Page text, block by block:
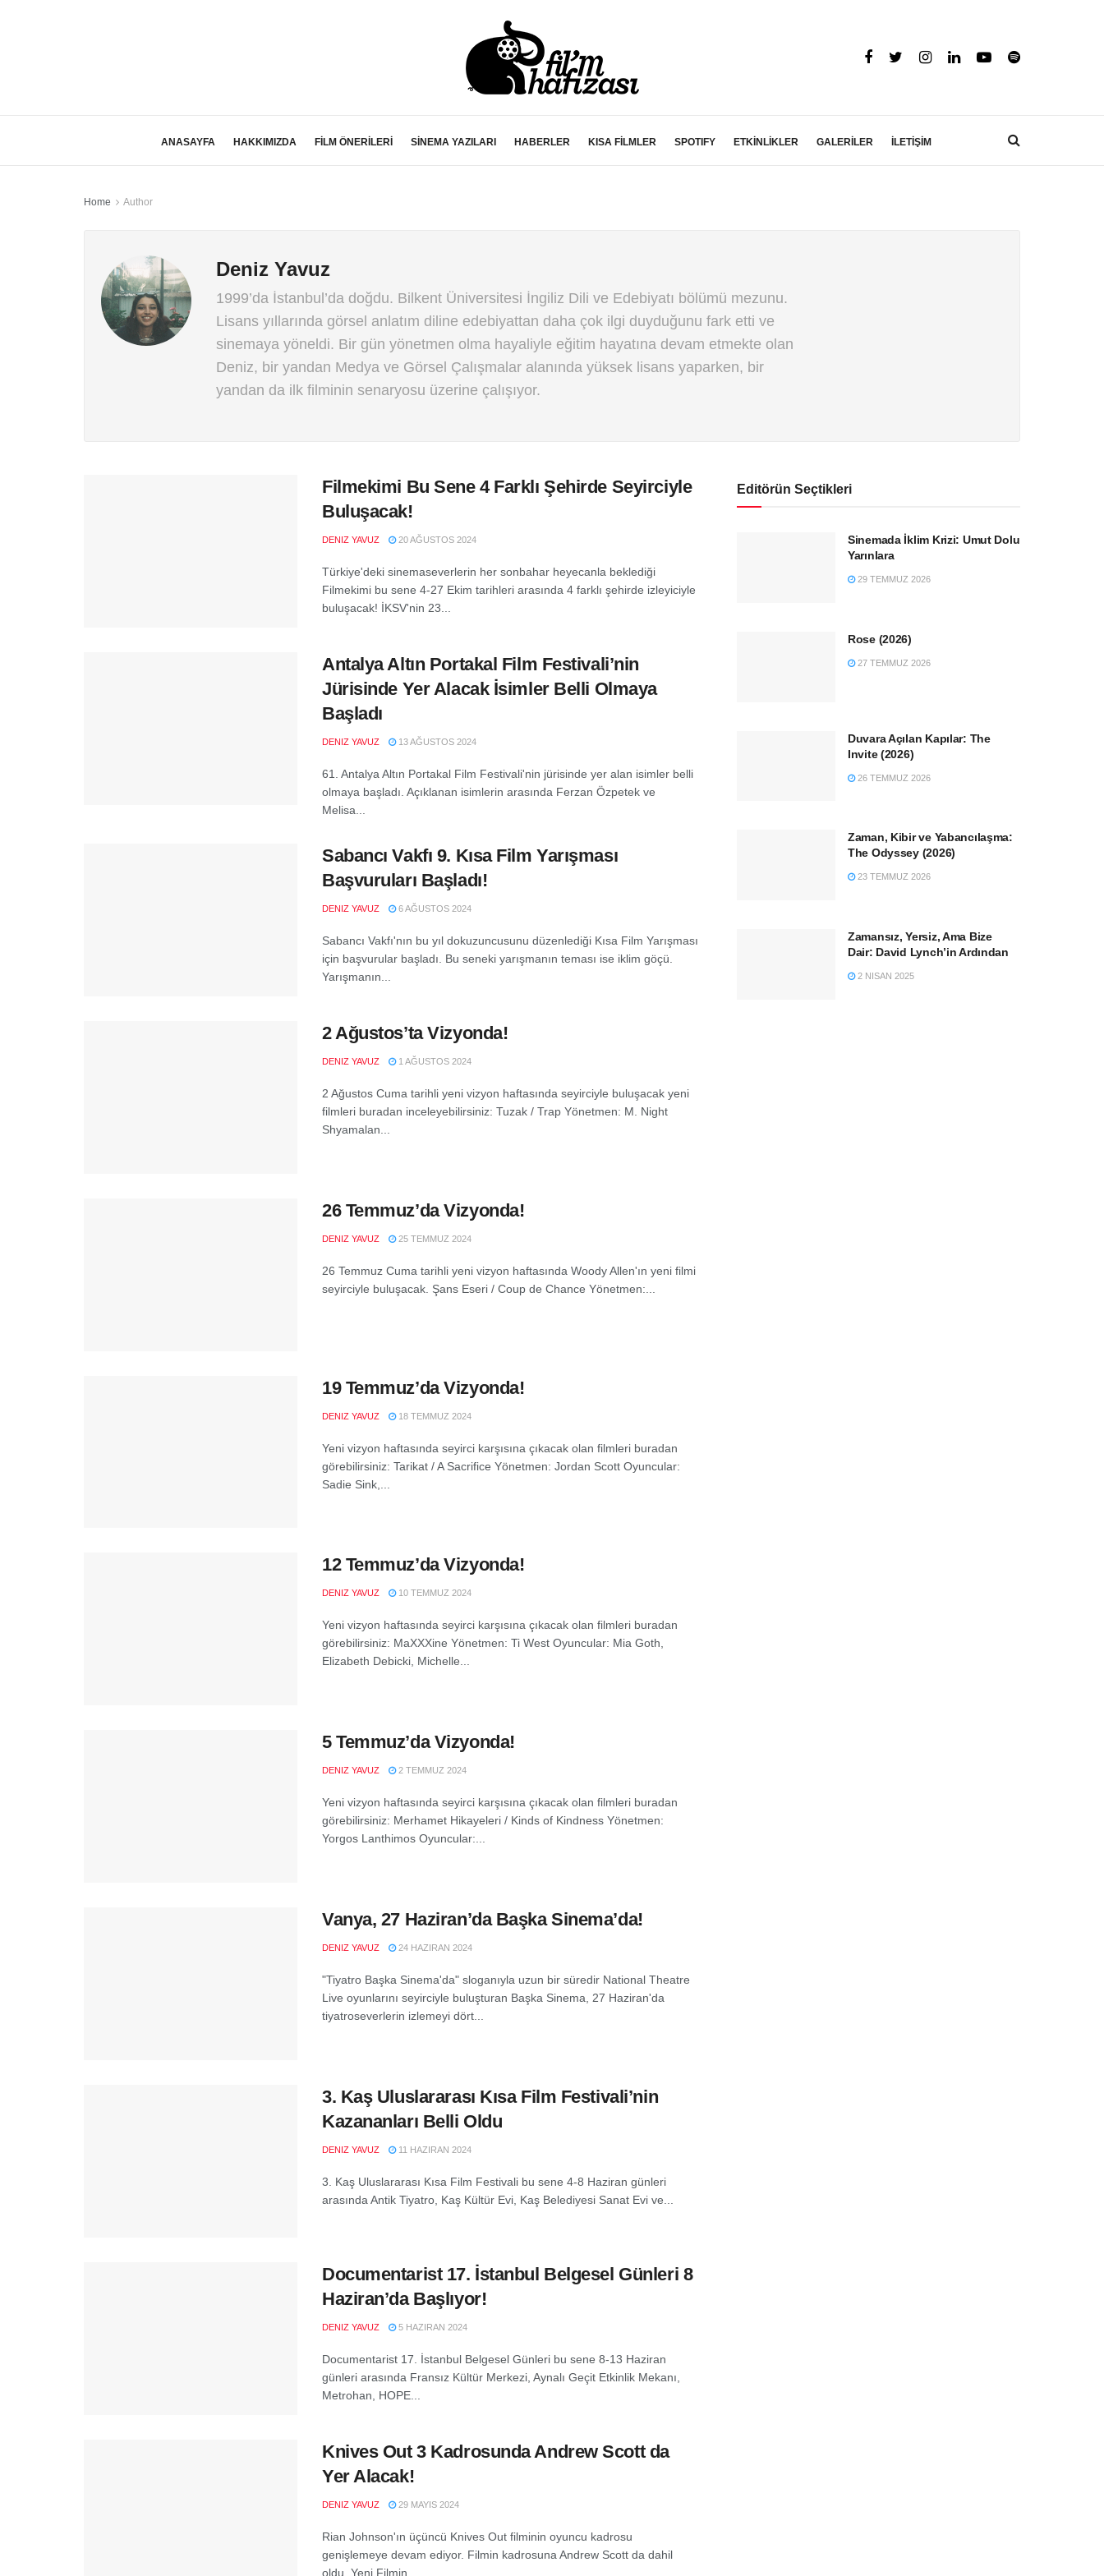
ANASAYFA HAKKIMIZDA FİLM ÖNERİLERİ SİNEMA YAZILARI HABERLER KISA FİLMLER SPOTIFY ETKİNLİKLER GALERİLER İLETİŞİM
Home Author
Deniz Yavuz
1999’da İstanbul’da doğdu. Bilkent Üniversitesi İngiliz Dili ve Edebiyatı bölümü mezunu.
Lisans yıllarında görsel anlatım diline edebiyattan daha çok ilgi duyduğunu fark etti ve
sinemaya yöneldi. Bir gün yönetmen olma hayaliyle eğitim hayatına devam etmekte olan
Deniz, bir yandan Medya ve Görsel Çalışmalar alanında yüksek lisans yaparken, bir
yandan da ilk filminin senaryosu üzerine çalışıyor.
Filmekimi Bu Sene 4 Farklı Şehirde Seyirciyle
Buluşacak!
DENIZ YAVUZ 20 AĞUSTOS 2024
Türkiye'deki sinemaseverlerin her sonbahar heyecanla beklediği
Filmekimi bu sene 4-27 Ekim tarihleri arasında 4 farklı şehirde izleyiciyle
buluşacak! İKSV'nin 23...
Antalya Altın Portakal Film Festivali’nin
Jürisinde Yer Alacak İsimler Belli Olmaya
Başladı
DENIZ YAVUZ 13 AĞUSTOS 2024
61. Antalya Altın Portakal Film Festivali'nin jürisinde yer alan isimler belli
olmaya başladı. Açıklanan isimlerin arasında Ferzan Özpetek ve
Melisa...
Sabancı Vakfı 9. Kısa Film Yarışması
Başvuruları Başladı!
DENIZ YAVUZ 6 AĞUSTOS 2024
Sabancı Vakfı'nın bu yıl dokuzuncusunu düzenlediği Kısa Film Yarışması
için başvurular başladı. Bu seneki yarışmanın teması ise iklim göçü.
Yarışmanın...
2 Ağustos’ta Vizyonda!
DENIZ YAVUZ 1 AĞUSTOS 2024
2 Ağustos Cuma tarihli yeni vizyon haftasında seyirciyle buluşacak yeni
filmleri buradan inceleyebilirsiniz: Tuzak / Trap Yönetmen: M. Night
Shyamalan...
26 Temmuz’da Vizyonda!
DENIZ YAVUZ 25 TEMMUZ 2024
26 Temmuz Cuma tarihli yeni vizyon haftasında Woody Allen'ın yeni filmi
seyirciyle buluşacak. Şans Eseri / Coup de Chance Yönetmen:...
19 Temmuz’da Vizyonda!
DENIZ YAVUZ 18 TEMMUZ 2024
Yeni vizyon haftasında seyirci karşısına çıkacak olan filmleri buradan
görebilirsiniz: Tarikat / A Sacrifice Yönetmen: Jordan Scott Oyuncular:
Sadie Sink,...
12 Temmuz’da Vizyonda!
DENIZ YAVUZ 10 TEMMUZ 2024
Yeni vizyon haftasında seyirci karşısına çıkacak olan filmleri buradan
görebilirsiniz: MaXXXine Yönetmen: Ti West Oyuncular: Mia Goth,
Elizabeth Debicki, Michelle...
5 Temmuz’da Vizyonda!
DENIZ YAVUZ 2 TEMMUZ 2024
Yeni vizyon haftasında seyirci karşısına çıkacak olan filmleri buradan
görebilirsiniz: Merhamet Hikayeleri / Kinds of Kindness Yönetmen:
Yorgos Lanthimos Oyuncular:...
Vanya, 27 Haziran’da Başka Sinema’da!
DENIZ YAVUZ 24 HAZIRAN 2024
"Tiyatro Başka Sinema'da" sloganıyla uzun bir süredir National Theatre
Live oyunlarını seyirciyle buluşturan Başka Sinema, 27 Haziran'da
tiyatroseverlerin izlemeyi dört...
3. Kaş Uluslararası Kısa Film Festivali’nin
Kazananları Belli Oldu
DENIZ YAVUZ 11 HAZIRAN 2024
3. Kaş Uluslararası Kısa Film Festivali bu sene 4-8 Haziran günleri
arasında Antik Tiyatro, Kaş Kültür Evi, Kaş Belediyesi Sanat Evi ve...
Documentarist 17. İstanbul Belgesel Günleri 8
Haziran’da Başlıyor!
DENIZ YAVUZ 5 HAZIRAN 2024
Documentarist 17. İstanbul Belgesel Günleri bu sene 8-13 Haziran
günleri arasında Fransız Kültür Merkezi, Aynalı Geçit Etkinlik Mekanı,
Metrohan, HOPE...
Knives Out 3 Kadrosunda Andrew Scott da
Yer Alacak!
DENIZ YAVUZ 29 MAYIS 2024
Rian Johnson'ın üçüncü Knives Out filminin oyuncu kadrosu
genişlemeye devam ediyor. Filmin kadrosuna Andrew Scott da dahil
oldu. Yeni Filmin...
Editörün Seçtikleri
Sinemada İklim Krizi: Umut Dolu
Yarınlara
29 TEMMUZ 2026
Rose (2026)
27 TEMMUZ 2026
Duvara Açılan Kapılar: The
Invite (2026)
26 TEMMUZ 2026
Zaman, Kibir ve Yabancılaşma:
The Odyssey (2026)
23 TEMMUZ 2026
Zamansız, Yersiz, Ama Bize
Dair: David Lynch’in Ardından
2 NISAN 2025